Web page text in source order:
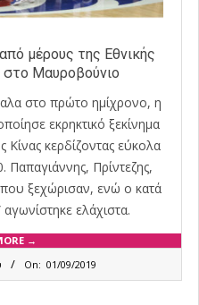
μέρους της Εθνικής
στο Μαυροβούνιο
στο πρώτο ημίχρονο, η
εκρηκτικό ξεκίνημα
κερδίζοντας εύκολα
Πρίντεζης,
ξεχώρισαν, ενώ ο κατά
ελάχιστα.
→
On: 01/09/2019